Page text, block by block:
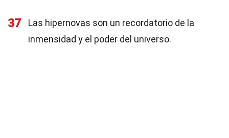
37
Las hipernovas son un recordatorio de la
inmensidad y el poder del universo.